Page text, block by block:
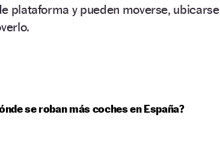
plataforma y pueden moverse, ubicarse
se roban más coches en España?